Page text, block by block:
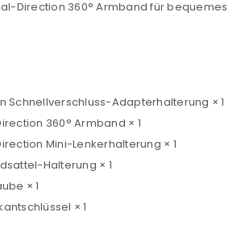
Direction 360° Armband für bequemes
Schnellverschluss-Adapterhalterung × 1
360° Armband × 1
Mini-Lenkerhalterung × 1
Halterung × 1
× 1
× 1